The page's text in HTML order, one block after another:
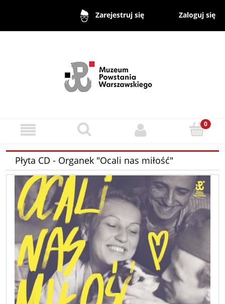
Zarejestruj się Zaloguj się
Płyta CD - Organek "Ocali nas miłość"